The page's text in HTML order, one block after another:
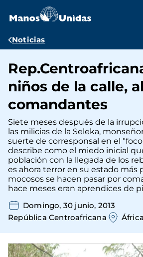
contenido
Ruta
navegación
Noticias
niños de la calle,
comandantes
Siete meses después de la
las milicias de la Seleka,
suerte de corresponsal en el
describe como el miedo inicial
población con la llegada de los
es ahora terror en su estado más
mocosos se hacen pasar por
hace meses eran aprendices de
Domingo, 30 junio, 2013
República Centroafricana
África